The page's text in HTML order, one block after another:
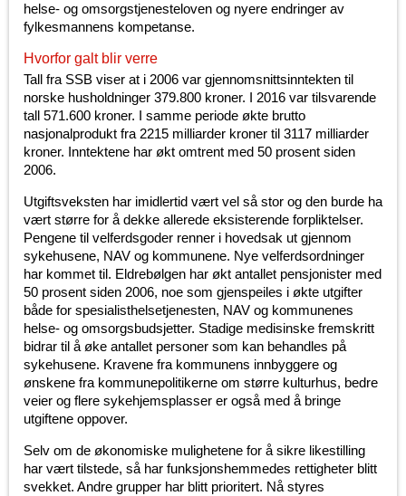
helse- og omsorgstjenesteloven og nyere endringer av
fylkesmannens kompetanse.
Hvorfor galt blir verre
Tall fra SSB viser at i 2006 var gjennomsnittsinntekten til
norske husholdninger 379.800 kroner. I 2016 var tilsvarende
tall 571.600 kroner. I samme periode økte brutto
nasjonalprodukt fra 2215 milliarder kroner til 3117 milliarder
kroner. Inntektene har økt omtrent med 50 prosent siden
2006.
Utgiftsveksten har imidlertid vært vel så stor og den burde ha
vært større for å dekke allerede eksisterende forpliktelser.
Pengene til velferdsgoder renner i hovedsak ut gjennom
sykehusene, NAV og kommunene. Nye velferdsordninger
har kommet til. Eldrebølgen har økt antallet pensjonister med
50 prosent siden 2006, noe som gjenspeiles i økte utgifter
både for spesialisthelsetjenesten, NAV og kommunenes
helse- og omsorgsbudsjetter. Stadige medisinske fremskritt
bidrar til å øke antallet personer som kan behandles på
sykehusene. Kravene fra kommunens innbyggere og
ønskene fra kommunepolitikerne om større kulturhus, bedre
veier og flere sykehjemsplasser er også med å bringe
utgiftene oppover.
Selv om de økonomiske mulighetene for å sikre likestilling
har vært tilstede, så har funksjonshemmedes rettigheter blitt
svekket. Andre grupper har blitt prioritert. Nå styres